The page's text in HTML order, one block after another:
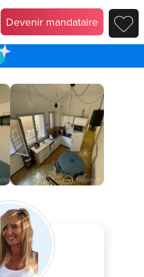
Devenir mandataire